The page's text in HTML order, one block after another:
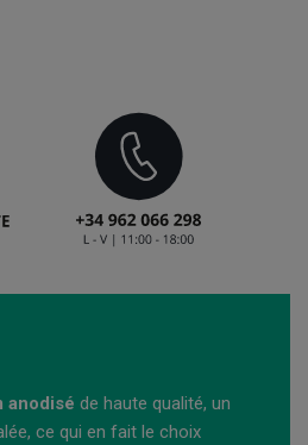
anodisé de haute qualité, un
ce qui en fait le choix